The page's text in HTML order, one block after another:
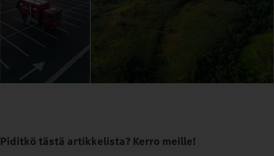
Piditkö tästä artikkelista? Kerro meille!